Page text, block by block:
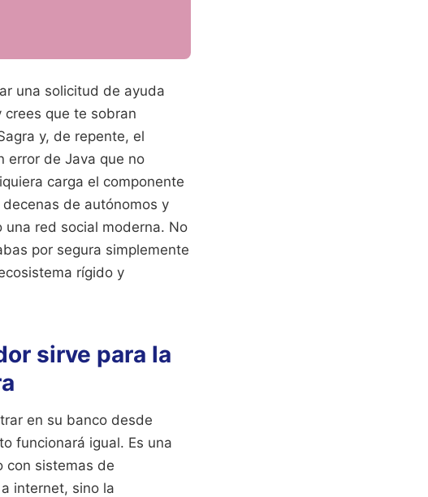
una solicitud de ayuda
que te sobran
y, de repente, el
error de Java que no
carga el componente
de autónomos y
red social moderna. No
por segura simplemente
rígido y
sirve para la
en su banco desde
funcionará igual. Es una
con sistemas de
internet, sino la